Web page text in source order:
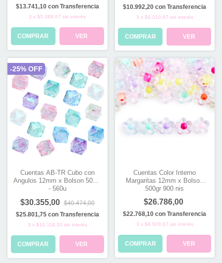
$13.741,10 con Transferencia
3 x$5.388,67 sin interés
COMPRAR VER
$10.992,20con Transferencia
3 x $4.310,67 sin interés
COMPRAR VER
Cuentas AB-TR Cubo con
Angulos 12mm x Bolson 500gr
- 560u
-25% OFF
$30.355,00 $40.474,00
$25.801,75 con Transferencia
3 x $10.118,33 sin interés
COMPRAR VER
Cuentas Color Interno
Margaritas 12mm x Bolson
500gr 900 nis
$26.786,00
$22.768,10con Transferencia
3 x $8.928,67 sin interés
COMPRAR VER